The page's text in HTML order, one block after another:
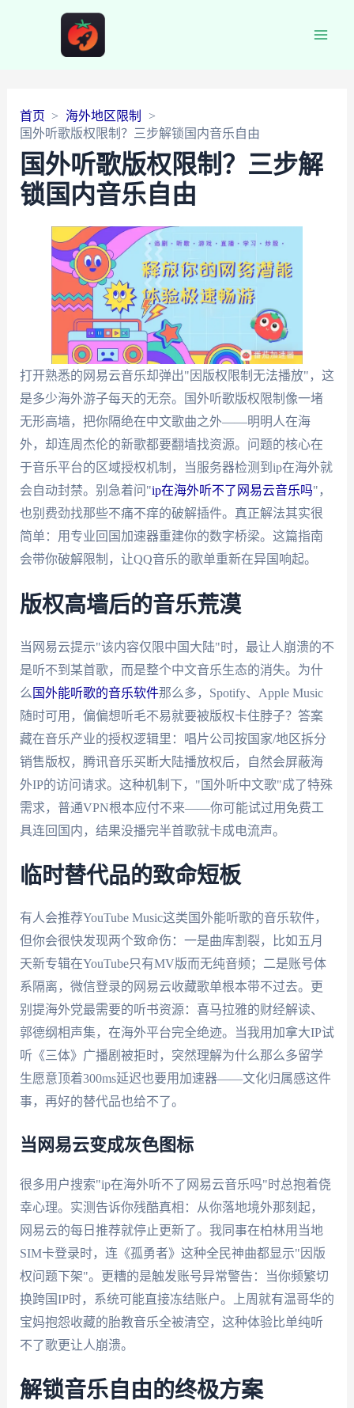
首页
海外地区限制
国外听歌版权限制？三步解锁国内音乐自由
国外听歌版权限制？三步解
锁国内音乐自由
打开熟悉的网易云音乐却弹出"因版权限制无法播放"，这
是多少海外游子每天的无奈。国外听歌版权限制像一堵
无形高墙，把你隔绝在中文歌曲之外——明明人在海
外，却连周杰伦的新歌都要翻墙找资源。问题的核心在
于音乐平台的区域授权机制，当服务器检测到ip在海外就
会自动封禁。别急着问"ip在海外听不了网易云音乐吗"，
也别费劲找那些不痛不痒的破解插件。真正解法其实很
简单：用专业回国加速器重建你的数字桥梁。这篇指南
会带你破解限制，让QQ音乐的歌单重新在异国响起。
版权高墙后的音乐荒漠
当网易云提示"该内容仅限中国大陆"时，最让人崩溃的不
是听不到某首歌，而是整个中文音乐生态的消失。为什
么 国外能听歌的音乐软件那么多，Spotify、Apple Music
随时可用，偏偏想听毛不易就要被版权卡住脖子？答案
藏在音乐产业的授权逻辑里：唱片公司按国家/地区拆分
销售版权，腾讯音乐买断大陆播放权后，自然会屏蔽海
外IP的访问请求。这种机制下，"国外听中文歌"成了特殊
需求，普通VPN根本应付不来——你可能试过用免费工
具连回国内，结果没播完半首歌就卡成电流声。
临时替代品的致命短板
有人会推荐YouTube Music这类国外能听歌的音乐软件，
但你会很快发现两个致命伤：一是曲库割裂，比如五月
天新专辑在YouTube只有MV版而无纯音频；二是账号体
系隔离，微信登录的网易云收藏歌单根本带不过去。更
别提海外党最需要的听书资源：喜马拉雅的财经解读、
郭德纲相声集，在海外平台完全绝迹。当我用加拿大IP试
听《三体》广播剧被拒时，突然理解为什么那么多留学
生愿意顶着300ms延迟也要用加速器——文化归属感这件
事，再好的替代品也给不了。
当网易云变成灰色图标
很多用户搜索"ip在海外听不了网易云音乐吗"时总抱着侥
幸心理。实测告诉你残酷真相：从你落地境外那刻起，
网易云的每日推荐就停止更新了。我同事在柏林用当地
SIM卡登录时，连《孤勇者》这种全民神曲都显示"因版
权问题下架"。更糟的是触发账号异常警告：当你频繁切
换跨国IP时，系统可能直接冻结账户。上周就有温哥华的
宝妈抱怨收藏的胎教音乐全被清空，这种体验比单纯听
不了歌更让人崩溃。
解锁音乐自由的终极方案